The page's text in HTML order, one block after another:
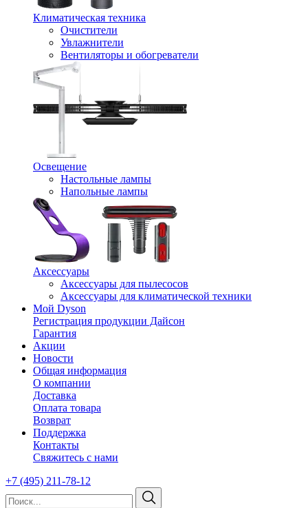
Климатическая техника
Очистители
Увлажнители
Вентиляторы и обогреватели
Освещение
Настольные лампы
Напольные лампы
Аксессуары
Аксессуары для пылесосов
Аксессуары для климатической техники
Мой Dyson
Регистрация продукции Дайсон
Гарантия
Акции
Новости
Общая информация
О компании
Доставка
Оплата товара
Возврат
Поддержка
Контакты
Свяжитесь с нами
+7 (495) 211-78-12